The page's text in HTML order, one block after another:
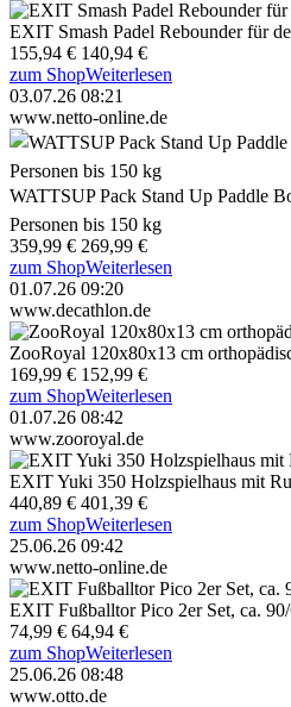
EXIT Smash Padel Rebounder für
155,94 € 140,94 €
zum ShopWeiterlesen
03.07.26 08:21
www.netto-online.de
WATTSUP Pack Stand Up Paddle
Personen bis 150 kg
359,99 € 269,99 €
zum ShopWeiterlesen
01.07.26 09:20
www.decathlon.de
ZooRoyal 120x80x13 cm
169,99 € 152,99 €
zum ShopWeiterlesen
01.07.26 08:42
www.zooroyal.de
EXIT Yuki 350 Holzspielhaus mit
440,89 € 401,39 €
zum ShopWeiterlesen
25.06.26 09:42
www.netto-online.de
EXIT Fußballtor Pico 2er Set, ca.
74,99 € 64,94 €
zum ShopWeiterlesen
25.06.26 08:48
www.otto.de